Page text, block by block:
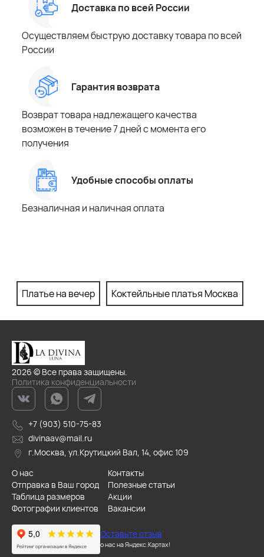
Доставка по всей России
Осуществляем быструю доставку товара по всей
России
Гарантия возврата
Возврат товара надлежащего качества
возможен в течение 7 дней с момента его
получения
Удобные способы оплаты
Безналичная и наличная оплата
Платье на вечер Коктейльные платья Москва
2026 © Все права защищены.
Политика конфиденциальности
+7 (903) 510-75-83
divinaav@mail.ru
г.Москва, ул.Крутицкий Вал, 14, офис 109
О нас
Контакты
Отправка в Ваш город
Полезные статьи
Таблица размеров
Акции
Фотографии клиентов
Вакансии
Оставьте отзыв
о нас на Яндекс.Картах!